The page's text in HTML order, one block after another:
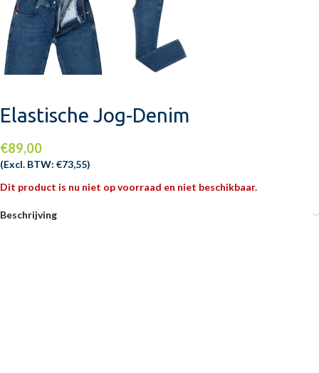
Elastische Jog-Denim
€89,00
(Excl. BTW: €73,55)
Dit product is nu niet op voorraad en niet beschikbaar.
Beschrijving